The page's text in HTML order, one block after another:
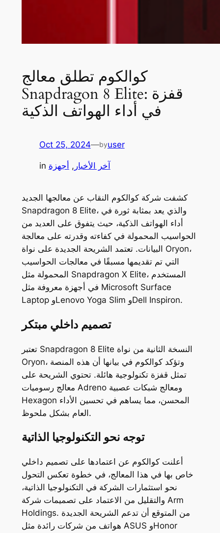
كوالكوم تطلق معالج
Snapdragon 8 Elite: قفزة
في أداء الهواتف الذكية
Oct 25, 2024—byuser
in آخر الأخبار , أجهزة
كشفت شركة كوالكوم النقاب عن معالجها الجديد
Snapdragon 8 Elite، والذي يعد بمثابة ثورة في
أداء الهواتف الذكية، حيث يتفوق على العديد من
الحواسيب المحمولة في كفاءته وقدرته على معالجة
البيانات. تعتمد الشريحة الجديدة على نواة Oryon،
التي تم تقديمها مسبقًا في معالجات الحواسيب
المحمولة مثل Snapdragon X Elite، المستخدم
في أجهزة معروفة مثل Microsoft Surface
Laptop وLenovo Yoga Slim وDell Inspiron.
تصميم داخلي مبتكر
تعتبر Snapdragon 8 Elite النسخة الثانية من نواة
Oryon، وتؤكد كوالكوم في بيانها أن هذه المنصة
تمثل قفزة تكنولوجية هائلة. تحتوي الشريحة على
معالج رسوميات Adreno ومعالج شبكات عصبية
Hexagon المحسن، مما يساهم في تحسين الأداء
العام بشكل ملحوظ.
توجه نحو التكنولوجيا الذاتية
أعلنت كوالكوم عن اعتمادها على تصميم داخلي
خاص بها في هذا المعالج، في خطوة تعكس التحول
نحو استثمارات الشركة في التكنولوجيا الذاتية،
والتقليل من الاعتماد على تصميمات شركة Arm
Holdings. من المتوقع أن تدعم الشريحة الجديدة
هواتف من شركات رائدة مثل ASUS وHonor